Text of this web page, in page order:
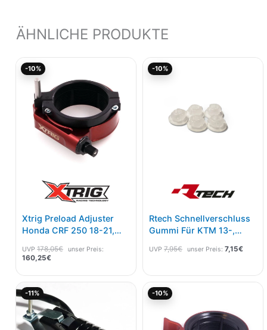
ÄHNLICHE PRODUKTE
-10%
Xtrig Preload Adjuster
Honda CRF 250 18-21,
UVP 178,05€
war:
178,05€
unser Preis:
160,25€
160,25€.
-10%
Rtech Schnellverschluss
Gummi Für KTM 13-,
21- 5 Pak Neutral
UVP 7,95€ unser Preis: 7,15€
-11%
war:
35,00€
Aktueller
-10%
167,43€
150,69€.